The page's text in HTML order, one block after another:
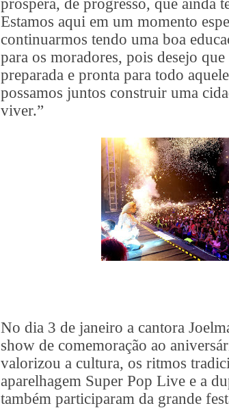
próspera, de progresso, que ainda
Estamos aqui em um momento
continuarmos tendo uma boa
para os moradores, pois desejo
preparada e pronta para todo
possamos juntos construir uma
viver.”
No dia 3 de janeiro a cantora
show de comemoração ao
valorizou a cultura, os ritmos
aparelhagem Super Pop Live e a
também participaram da grande